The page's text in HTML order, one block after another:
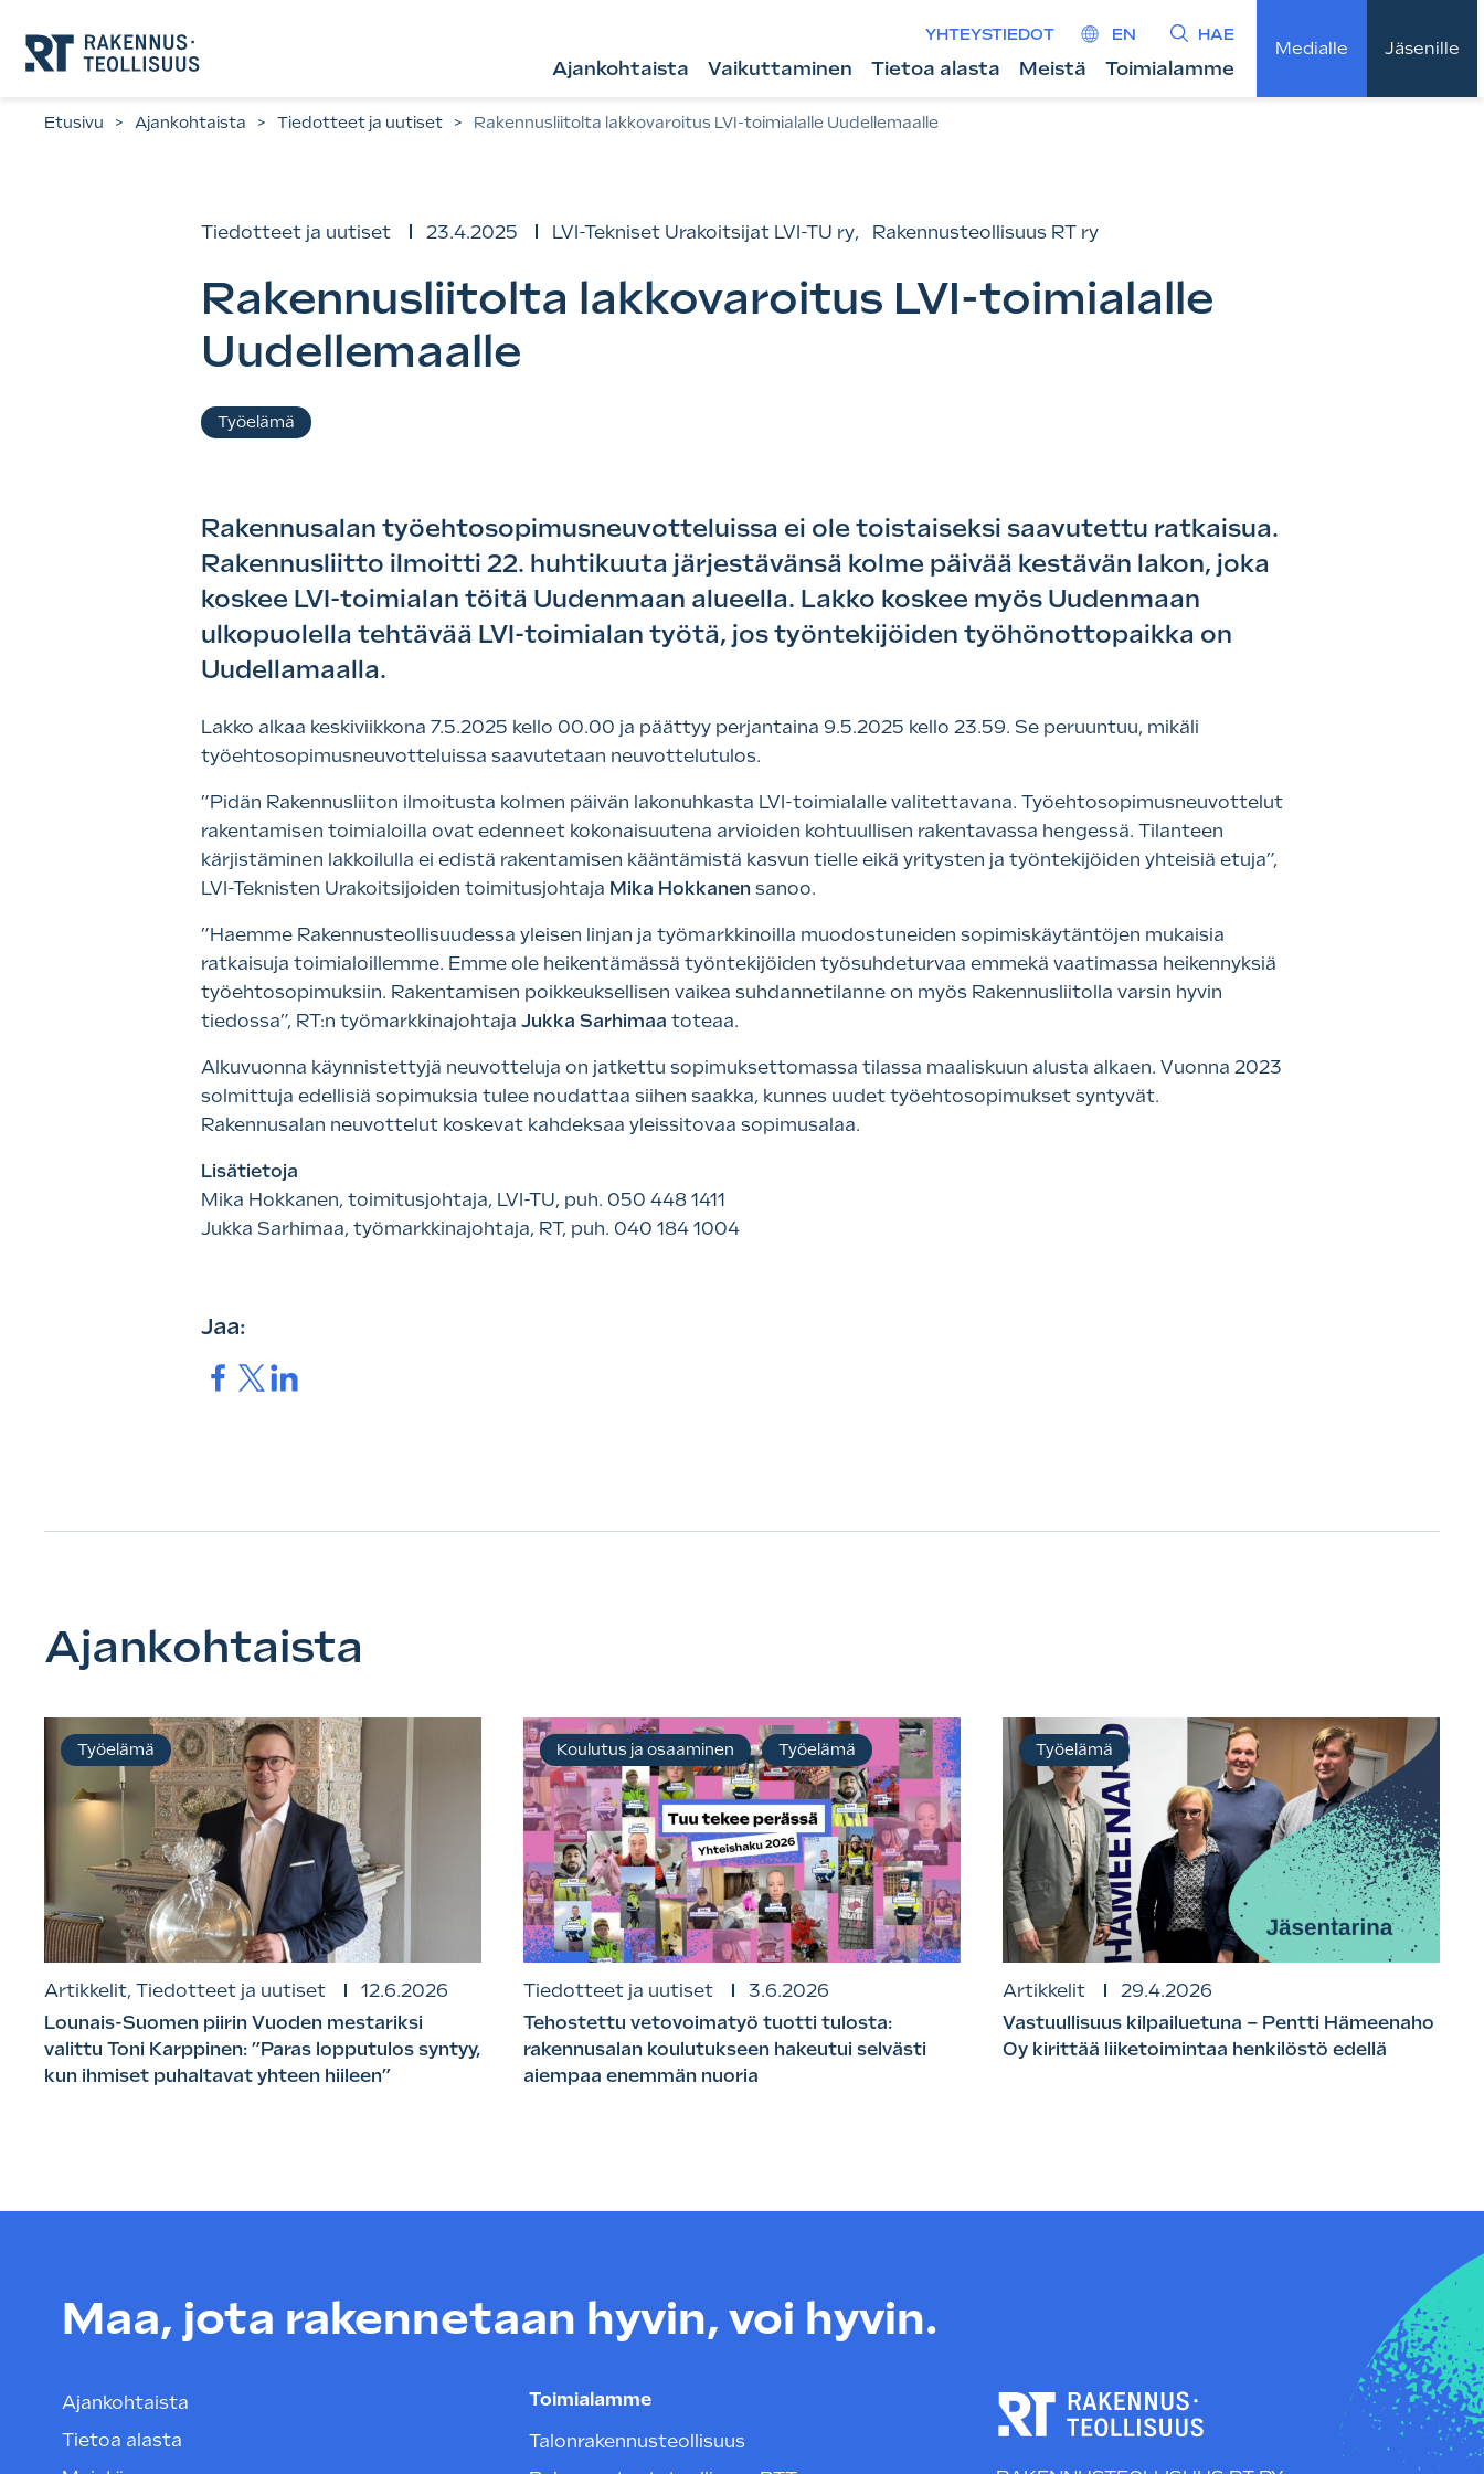
suoraan
sisältöön.
YHTEYSTIEDOT EN HAE
Ajankohtaista Vaikuttaminen Tietoa alasta Meistä Toimialamme
Medialle Jäsenille
Etusivu > Ajankohtaista > Tiedotteet ja uutiset > Rakennusliitolta lakkovaroitus LVI-toimialalle Uudellemaalle
Tiedotteet ja uutiset 23.4.2025 LVI-Tekniset Urakoitsijat LVI-TU ry, Rakennusteollisuus RT ry
Rakennusliitolta lakkovaroitus LVI-toimialalle
Uudellemaalle
Asiasanat
Työelämä
Rakennusalan työehtosopimusneuvotteluissa ei ole toistaiseksi saavutettu ratkaisua.
Rakennusliitto ilmoitti 22. huhtikuuta järjestävänsä kolme päivää kestävän lakon, joka
koskee LVI-toimialan töitä Uudenmaan alueella. Lakko koskee myös Uudenmaan
ulkopuolella tehtävää LVI-toimialan työtä, jos työntekijöiden työhönottopaikka on
Uudellamaalla.
Lakko alkaa keskiviikkona 7.5.2025 kello 00.00 ja päättyy perjantaina 9.5.2025 kello 23.59. Se peruuntuu, mikäli
työehtosopimusneuvotteluissa saavutetaan neuvottelutulos.
”Pidän Rakennusliiton ilmoitusta kolmen päivän lakonuhkasta LVI-toimialalle valitettavana. Työehtosopimusneuvottelut
rakentamisen toimialoilla ovat edenneet kokonaisuutena arvioiden kohtuullisen rakentavassa hengessä. Tilanteen
kärjistäminen lakkoilulla ei edistä rakentamisen kääntämistä kasvun tielle eikä yritysten ja työntekijöiden yhteisiä etuja”,
LVI-Teknisten Urakoitsijoiden toimitusjohtaja Mika Hokkanen sanoo.
”Haemme Rakennusteollisuudessa yleisen linjan ja työmarkkinoilla muodostuneiden sopimiskäytäntöjen mukaisia
ratkaisuja toimialoillemme. Emme ole heikentämässä työntekijöiden työsuhdeturvaa emmekä vaatimassa heikennyksiä
työehtosopimuksiin. Rakentamisen poikkeuksellisen vaikea suhdannetilanne on myös Rakennusliitolla varsin hyvin
tiedossa”, RT:n työmarkkinajohtaja Jukka Sarhimaa toteaa.
Alkuvuonna käynnistettyjä neuvotteluja on jatkettu sopimuksettomassa tilassa maaliskuun alusta alkaen. Vuonna 2023
solmittuja edellisiä sopimuksia tulee noudattaa siihen saakka, kunnes uudet työehtosopimukset syntyvät.
Rakennusalan neuvottelut koskevat kahdeksaa yleissitovaa sopimusalaa.
Lisätietoja
Mika Hokkanen, toimitusjohtaja, LVI-TU, puh. 050 448 1411
Jukka Sarhimaa, työmarkkinajohtaja, RT, puh. 040 184 1004
Jaa:
Jaa. Jaa.Jaa.
Ajankohtaista
Artikkelit, Tiedotteet ja uutiset
12.6.2026
Lounais-Suomen piirin Vuoden mestariksi
valittu Toni Karppinen: ”Paras lopputulos syntyy,
kun ihmiset puhaltavat yhteen hiileen”
Työelämä
Tiedotteet ja uutiset
3.6.2026
Tehostettu vetovoimatyö tuotti tulosta:
rakennusalan koulutukseen hakeutui selvästi
aiempaa enemmän nuoria
Koulutus ja osaaminen Työelämä
Artikkelit
29.4.2026
Vastuullisuus kilpailuetuna – Pentti Hämeenaho
Oy kirittää liiketoimintaa henkilöstö edellä
Työelämä
Maa, jota rakennetaan hyvin, voi hyvin.
Ajankohtaista
Tietoa alasta
Toimialamme
Talonrakennusteollisuus